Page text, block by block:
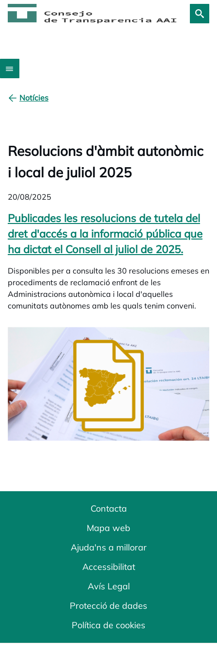
Notícies
Resolucions d'àmbit autonòmic
i local de juliol 2025
20/08/2025
Publicades les resolucions de tutela del
dret d'accés a la informació pública que
ha dictat el Consell al juliol de 2025.
Disponibles per a consulta les 30 resolucions emeses en
procediments de reclamació enfront de les
Administracions autonòmica i local d'aquelles
comunitats autònomes amb les quals tenim conveni.
Contacta
Mapa web
Ajuda'ns a millorar
Accessibilitat
Avís Legal
Protecció de dades
Política de cookies